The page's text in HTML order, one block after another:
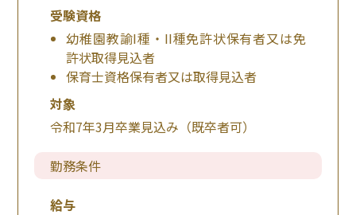
受験資格
幼稚園教諭I種・II種免許状保有者又は免
許状取得見込者
保育士資格保有者又は取得見込者
対象
令和7年3月卒業見込み（既卒者可）
勤務条件
給与